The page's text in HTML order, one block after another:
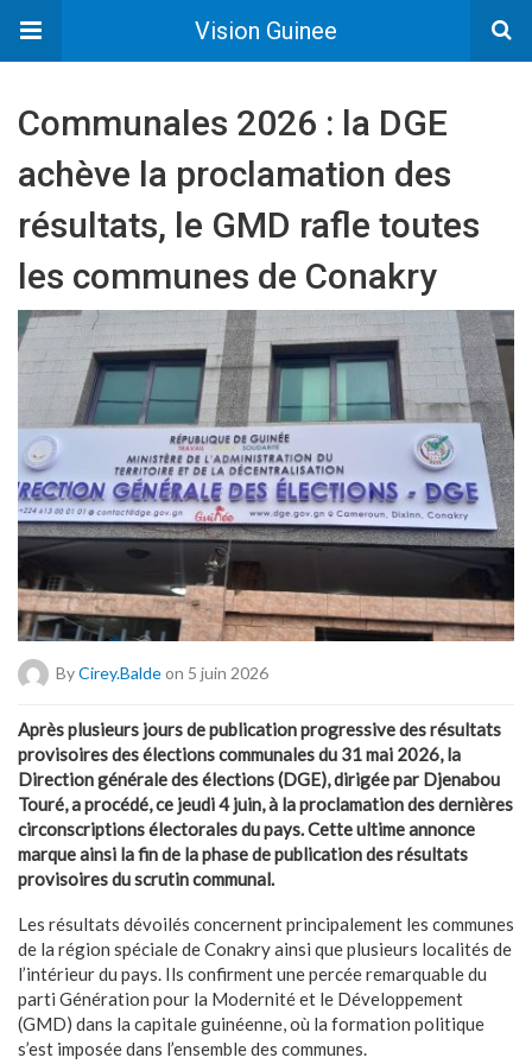
Vision Guinee
Communales 2026 : la DGE
achève la proclamation des
résultats, le GMD rafle toutes
les communes de Conakry
ByCirey.baldeon 5 juin 2026
Après plusieurs jours de publication progressive des résultats
provisoires des élections communales du 31 mai 2026, la
Direction générale des élections (DGE), dirigée par Djenabou
Touré, a procédé, ce jeudi 4 juin, à la proclamation des dernières
circonscriptions électorales du pays. Cette ultime annonce
marque ainsi la fin de la phase de publication des résultats
provisoires du scrutin communal.
Les résultats dévoilés concernent principalement les communes
de la région spéciale de Conakry ainsi que plusieurs localités de
l’intérieur du pays. Ils confirment une percée remarquable du
parti Génération pour la Modernité et le Développement
(GMD) dans la capitale guinéenne, où la formation politique
s’est imposée dans l’ensemble des communes.